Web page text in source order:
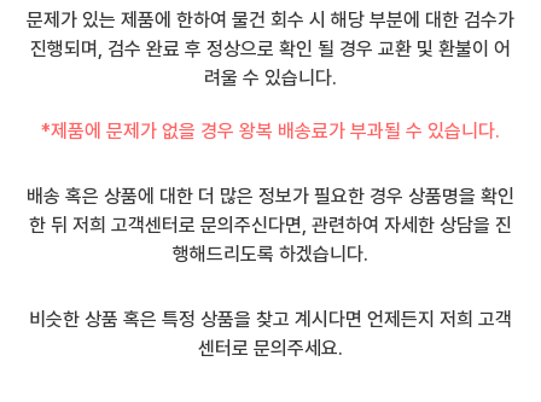
문제가 있는 제품에 한하여 물건 회수 시 해당 부분에 대한 검수가
진행되며, 검수 완료 후 정상으로 확인 될 경우 교환 및 환불이 어
려울 수 있습니다.
*제품에 문제가 없을 경우 왕복 배송료가 부과될 수 있습니다.
배송 혹은 상품에 대한 더 많은 정보가 필요한 경우 상품명을 확인
한 뒤 저희 고객센터로 문의주신다면, 관련하여 자세한 상담을 진
행해드리도록 하겠습니다.
비슷한 상품 혹은 특정 상품을 찾고 계시다면 언제든지 저희 고객
센터로 문의주세요.